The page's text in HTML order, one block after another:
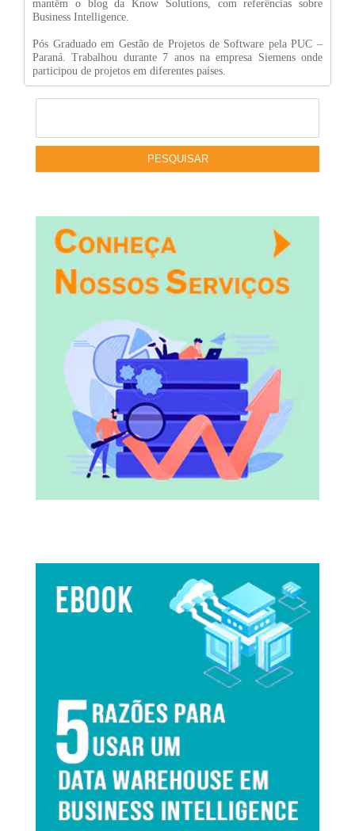
mantêm o blog da Know Solutions, com referências sobre
Business Intelligence.
Pós Graduado em Gestão de Projetos de Software pela PUC –
Paraná. Trabalhou durante 7 anos na empresa Siemens onde
participou de projetos em diferentes países.